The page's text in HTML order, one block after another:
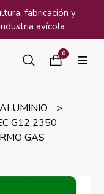
fabricación y
avícola
0
G12 2350
GAS